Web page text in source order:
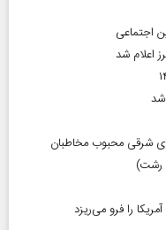
اجتماعی
اعلام شد
شرقی محبوب مخاطبان
رشت)
را فرو می‌ریزد